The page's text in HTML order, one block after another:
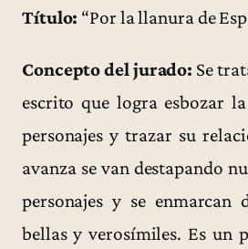
Título: “Por la llanura de
Concepto del jurado: Se
escrito que logra esbozar
personajes y trazar su
avanza se van destapando
personajes y se enmarcan
bellas y verosímiles. Es un